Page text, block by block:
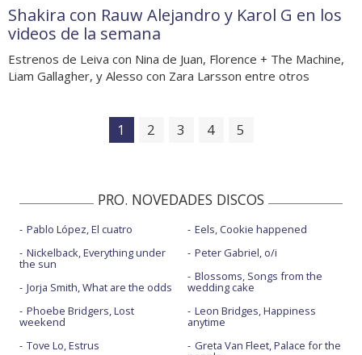
Shakira con Rauw Alejandro y Karol G en los
videos de la semana
Estrenos de Leiva con Nina de Juan, Florence + The Machine,
Liam Gallagher, y Alesso con Zara Larsson entre otros
1 2 3 4 5
PRO. NOVEDADES DISCOS
Pablo López, El cuatro
Nickelback, Everything under
the sun
Jorja Smith, What are the odds
Phoebe Bridgers, Lost
weekend
Tove Lo, Estrus
Eels, Cookie happened
Peter Gabriel, o/i
Blossoms, Songs from the
wedding cake
Leon Bridges, Happiness
anytime
Greta Van Fleet, Palace for the